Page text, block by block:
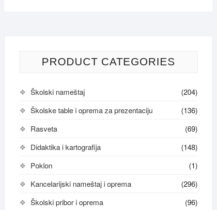
PRODUCT CATEGORIES
Školski nameštaj
(204)
Školske table i oprema za prezentaciju
(136)
Rasveta
(69)
Didaktika i kartografija
(148)
Poklon
(1)
Kancelarijski nameštaj i oprema
(296)
Školski pribor i oprema
(96)